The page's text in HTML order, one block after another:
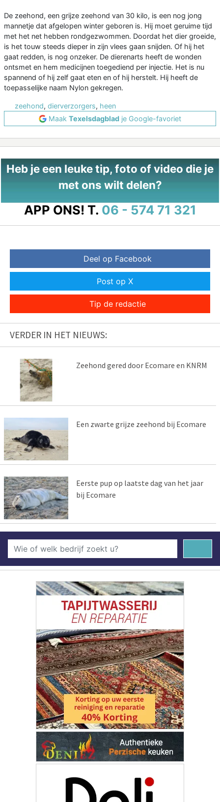
De zeehond, een grijze zeehond van 30 kilo, is een nog jong
mannetje dat afgelopen winter geboren is. Hij moet geruime tijd
met het net hebben rondgezwommen. Doordat het dier groeide,
is het touw steeds dieper in zijn vlees gaan snijden. Of hij het
gaat redden, is nog onzeker. De dierenarts heeft de wonden
ontsmet en hem medicijnen toegediend per injectie. Het is nu
spannend of hij zelf gaat eten en of hij herstelt. Hij heeft de
toepasselijke naam Nylon gekregen.
zeehond, dierverzorgers, heen
Maak Texelsdagblad je Google-favoriet
Heb je een leuke tip, foto of video die je
met ons wilt delen?
APP ONS! T. 06 - 574 71 321
Deel op Facebook
Post op X
Tip de redactie
VERDER IN HET NIEUWS:
Zeehond gered door Ecomare en KNRM
Een zwarte grijze zeehond bij Ecomare
Eerste pup op laatste dag van het jaar
bij Ecomare